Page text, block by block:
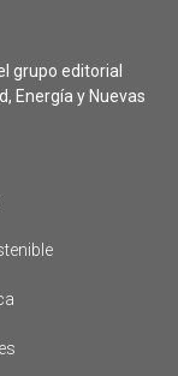
grupo editorial
Energía y Nuevas